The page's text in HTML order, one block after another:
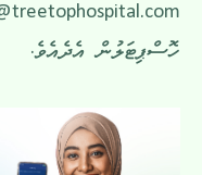
ހޮސްޕިޓަލުން އެދެއެވެ.